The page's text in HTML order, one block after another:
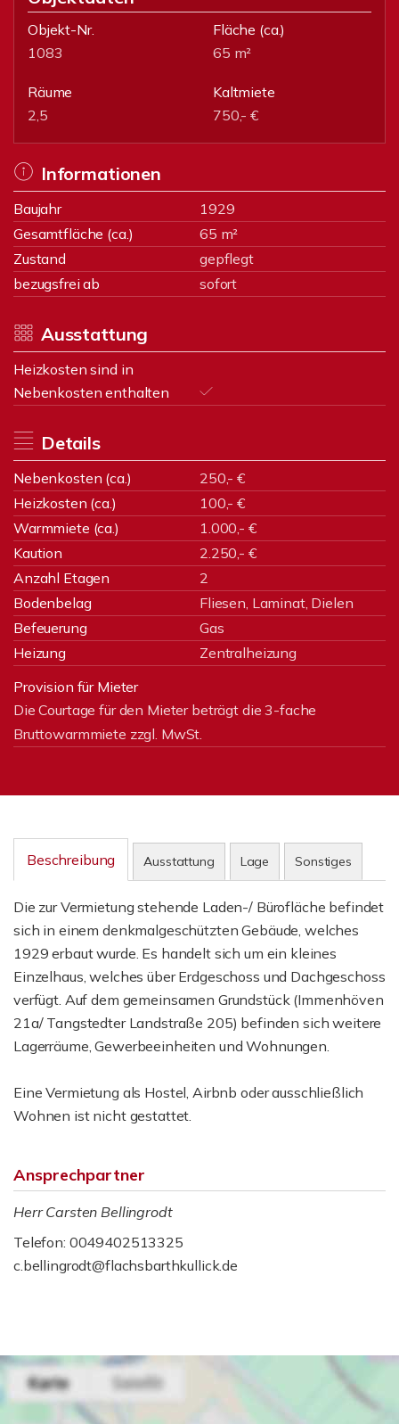
Objekt-Nr.
1083
Fläche (ca.)
65 m²
Räume
2,5
Kaltmiete
750,- €
Informationen
Baujahr
1929
Gesamtfläche (ca.)
65 m²
Zustand
gepflegt
bezugsfrei ab
sofort
Ausstattung
Heizkosten sind in
Nebenkosten enthalten
Details
Nebenkosten (ca.)
250,- €
Heizkosten (ca.)
100,- €
Warmmiete (ca.)
1.000,- €
Kaution
2.250,- €
Anzahl Etagen
2
Bodenbelag
Fliesen, Laminat, Dielen
Befeuerung
Gas
Heizung
Zentralheizung
Provision für Mieter
Die Courtage für den Mieter beträgt die 3-fache
Bruttowarmmiete zzgl. MwSt.
Beschreibung Ausstattung Lage Sonstiges
Die zur Vermietung stehende Laden-/ Bürofläche befindet
sich in einem denkmalgeschützten Gebäude, welches
1929 erbaut wurde. Es handelt sich um ein kleines
Einzelhaus, welches über Erdgeschoss und Dachgeschoss
verfügt. Auf dem gemeinsamen Grundstück (Immenhöven
21a/ Tangstedter Landstraße 205) befinden sich weitere
Lagerräume, Gewerbeeinheiten und Wohnungen.
Eine Vermietung als Hostel, Airbnb oder ausschließlich
Wohnen ist nicht gestattet.
Ansprechpartner
Herr Carsten Bellingrodt
Telefon: 0049402513325
c.bellingrodt@flachsbarthkullick.de